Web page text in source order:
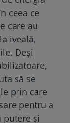
ceea ce
care au
iveală,
Deși
să se
prin care
pentru a
putere și